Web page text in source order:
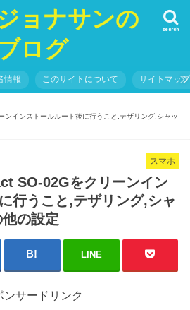
ョナサンの
ログ
search
情報 このサイトについて サイトマップ
インストールルート後に行うこと,テザリング,シャッ
スマホ
SO-02Gをクリーンイン
行うこと,テザリング,シャ
の設定
LINE
ンサードリンク